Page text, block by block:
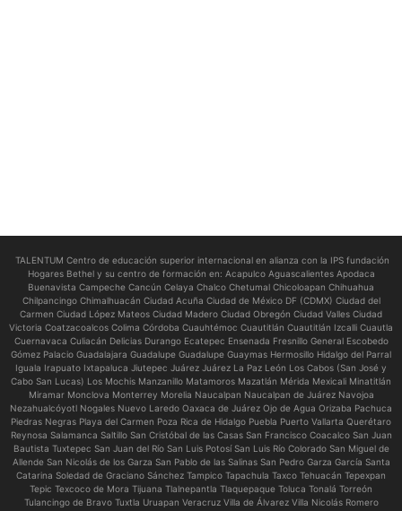
TALENTUM Centro de educación superior internacional en alianza con la IPS fundación
Hogares Bethel y su centro de formación en: Acapulco Aguascalientes Apodaca
Buenavista Campeche Cancún Celaya Chalco Chetumal Chicoloapan Chihuahua
Chilpancingo Chimalhuacán Ciudad Acuña Ciudad de México DF (CDMX) Ciudad del
Carmen Ciudad López Mateos Ciudad Madero Ciudad Obregón Ciudad Valles Ciudad
Victoria Coatzacoalcos Colima Córdoba Cuauhtémoc Cuautitlán Cuautitlán Izcalli Cuautla
Cuernavaca Culiacán Delicias Durango Ecatepec Ensenada Fresnillo General Escobedo
Gómez Palacio Guadalajara Guadalupe Guadalupe Guaymas Hermosillo Hidalgo del Parral
Iguala Irapuato Ixtapaluca Jiutepec Juárez Juárez La Paz León Los Cabos (San José y
Cabo San Lucas) Los Mochis Manzanillo Matamoros Mazatlán Mérida Mexicali Minatitlán
Miramar Monclova Monterrey Morelia Naucalpan Naucalpan de Juárez Navojoa
Nezahualcóyotl Nogales Nuevo Laredo Oaxaca de Juárez Ojo de Agua Orizaba Pachuca
Piedras Negras Playa del Carmen Poza Rica de Hidalgo Puebla Puerto Vallarta Querétaro
Reynosa Salamanca Saltillo San Cristóbal de las Casas San Francisco Coacalco San Juan
Bautista Tuxtepec San Juan del Río San Luis Potosí San Luis Río Colorado San Miguel de
Allende San Nicolás de los Garza San Pablo de las Salinas San Pedro Garza García Santa
Catarina Soledad de Graciano Sánchez Tampico Tapachula Taxco Tehuacán Tepexpan
Tepic Texcoco de Mora Tijuana Tlalnepantla Tlaquepaque Toluca Tonalá Torreón
Tulancingo de Bravo Tuxtla Uruapan Veracruz Villa de Álvarez Villa Nicolás Romero